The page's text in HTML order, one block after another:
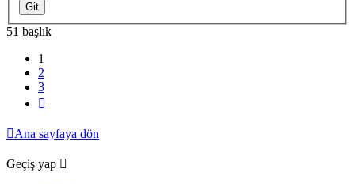
51 başlık
1
2
3
Ana sayfaya dön
Geçiş yap